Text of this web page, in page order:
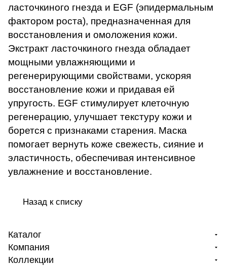
ласточкиного гнезда и EGF (эпидермальным
фактором роста), предназначенная для
восстановления и омоложения кожи.
Экстракт ласточкиного гнезда обладает
мощными увлажняющими и
регенерирующими свойствами, ускоряя
восстановление кожи и придавая ей
упругость. EGF стимулирует клеточную
регенерацию, улучшает текстуру кожи и
борется с признаками старения. Маска
помогает вернуть коже свежесть, сияние и
эластичность, обеспечивая интенсивное
увлажнение и восстановление.
Назад к списку
Каталог
Компания
Коллекции